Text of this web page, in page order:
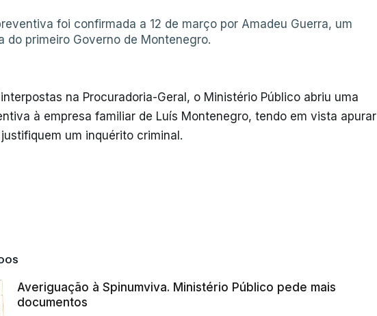
foi confirmada a 12 de março por Amadeu Guerra, um
do primeiro Governo de Montenegro.
na Procuradoria-Geral, o Ministério Público abriu uma
à empresa familiar de Luís Montenegro, tendo em vista apurar
um inquérito criminal.
Averiguação à Spinumviva. Ministério Público pede mais
documentos